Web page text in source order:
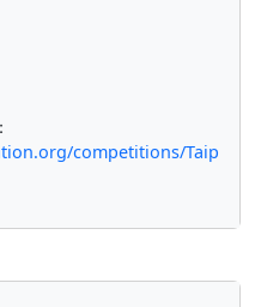
：
competitions/Taip